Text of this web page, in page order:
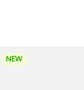
NEW